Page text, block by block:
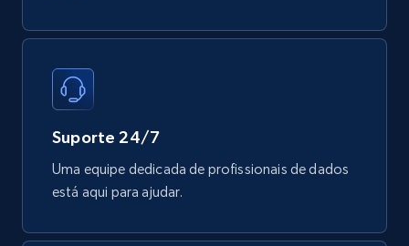
part number, Manufacturer, Image, Image high,
eCommerce
717+ 91+ Buy Now
Suporte 24/7
Uma equipe dedicada de profissionais de dados
está aqui para ajudar.